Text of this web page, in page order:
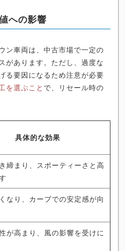
への影響
ン車両は、中古市場で一定の
があります。ただし、過度な
る要因になるため注意が必要
を選ぶこと で、リセール時の
具体的な効果
締まり、スポーティーさと高
なり、カーブでの安定感が向
が高まり、風の影響を受けに